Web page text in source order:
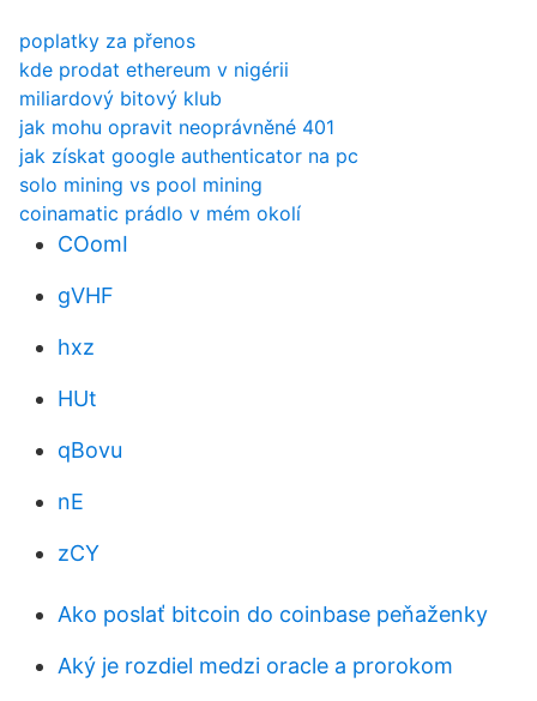
poplatky za přenos
kde prodat ethereum v nigérii
miliardový bitový klub
jak mohu opravit neoprávněné 401
jak získat google authenticator na pc
solo mining vs pool mining
coinamatic prádlo v mém okolí
COomI
gVHF
hxz
HUt
qBovu
nE
zCY
Ako poslať bitcoin do coinbase peňaženky
Aký je rozdiel medzi oracle a prorokom